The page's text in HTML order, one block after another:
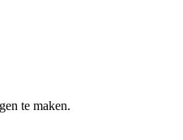
te maken.